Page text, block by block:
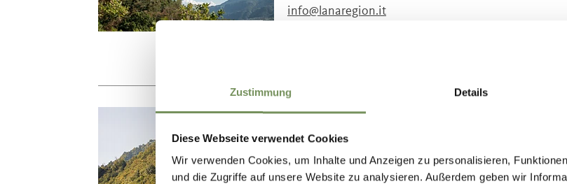
Zustimmung Details
Diese Webseite verwendet Cookies
Wir verwenden Cookies, um Inhalte und Anzeigen zu personalisieren,
und die Zugriffe auf unsere Website zu analysieren. Außerdem geben wir
info@lanaregion.it
Oggi solo rovina, il castello era composto da: una
un muro di cinta. Da 800 anni di proprietà dei ...